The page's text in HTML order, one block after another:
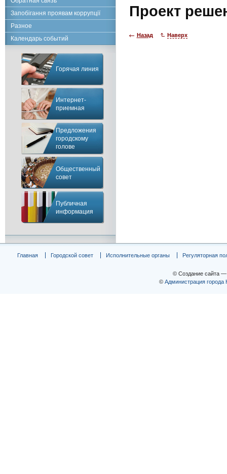
Проект
Назад Наверх
Запобігання проявам коррупції
Разное
Календарь событий
Горячая линия
Интернет-
приемная
Предложения
городскому
голове
Общественный
совет
Публичная
информация
Главная Городской совет Исполнительные органы Регуляторная
© Создание сайта
© Администрация города